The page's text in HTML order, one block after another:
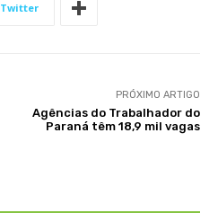
Twitter
PRÓXIMO ARTIGO
Agências do Trabalhador do
Paraná têm 18,9 mil vagas